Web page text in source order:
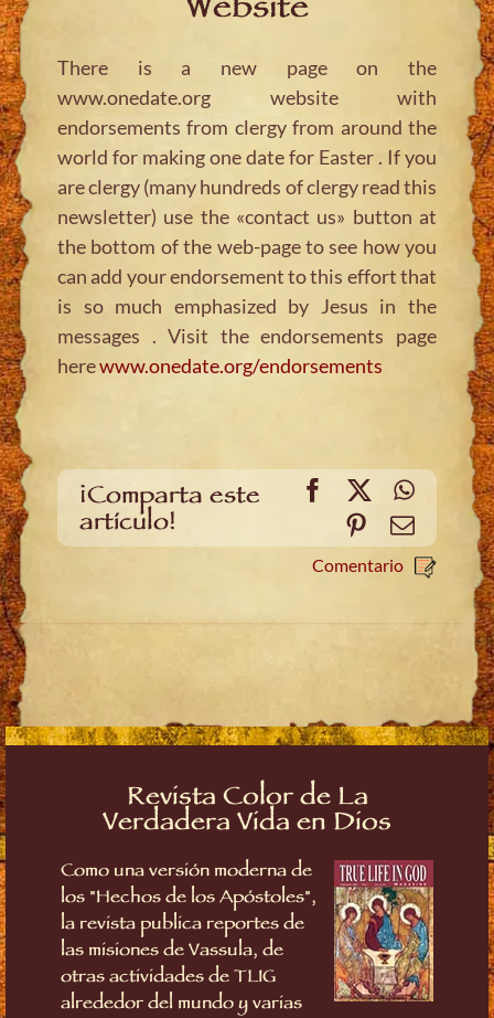
Website
There is a new page on the
www.onedate.org website with
endorsements from clergy from around the
world for making one date for Easter . If you
are clergy (many hundreds of clergy read this
newsletter) use the «contact us» button at
the bottom of the web-page to see how you
can add your endorsement to this effort that
is so much emphasized by Jesus in the
messages . Visit the endorsements page
herewww.onedate.org/endorsements
¡Comparta este
artículo!
Facebook
X
Pinterest
Email
Comentario
Revista Color de La
Verdadera Vida en Dios
Como una versión moderna de
los "Hechos de los Apóstoles",
la revista publica reportes de
las misiones de Vassula, de
otras actividades de TLIG
alrededor del mundo y varias